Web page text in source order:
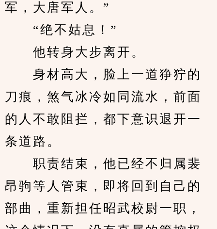
军，大唐军人。”
“绝不姑息！”
他转身大步离开。
身材高大，脸上一道狰狞的
刀痕，煞气冰冷如同流水，前面
的人不敢阻拦，都下意识退开一
条道路。
职责结束，他已经不归属裴
昂驹等人管束，即将回到自己的
部曲，重新担任昭武校尉一职，